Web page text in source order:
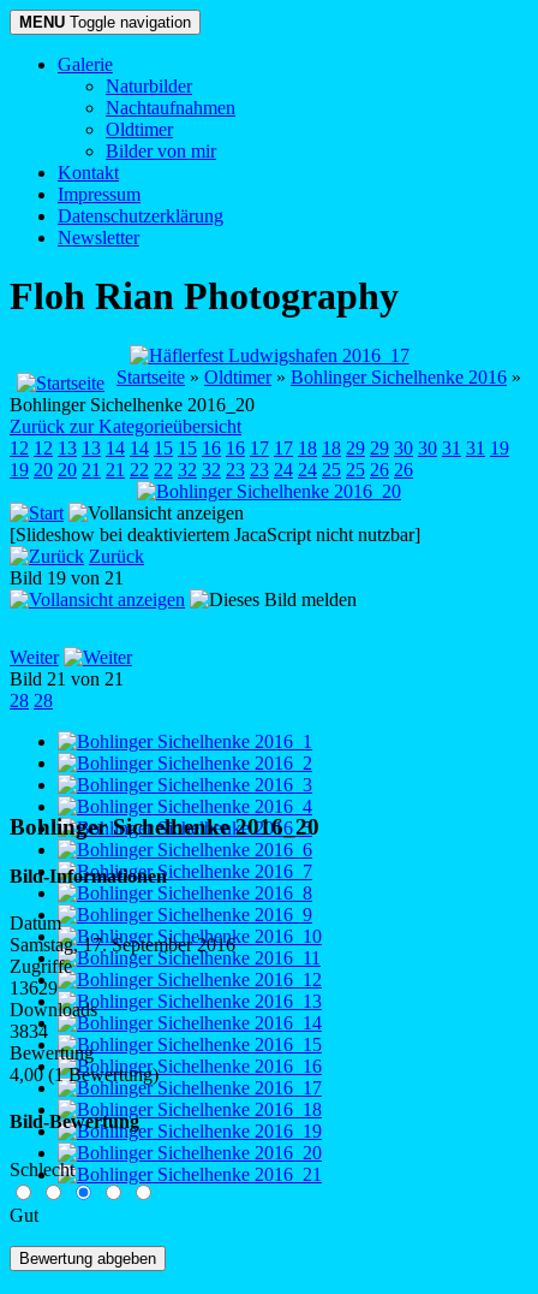
MENU Toggle navigation
Galerie
Naturbilder
Nachtaufnahmen
Oldtimer
Bilder von mir
Kontakt
Impressum
Datenschutzerklärung
Newsletter
Floh Rian Photography
Startseite » Oldtimer» Bohlinger Sichelhenke 2016 »
Bohlinger Sichelhenke 2016_20
Zurück zur Kategorieübersicht
12 12 13 13 14 14 15 15 16 16 17 17 18 18 29 29 30 30 31 31 19
19 20 20 21 21 22 22 32 32 23 23 24 24 25 25 26 26
[Slideshow bei deaktiviertem JacaScript nicht nutzbar]
Zurück
Bild 19 von 21
Weiter
Bild 21 von 21
28 28
Bohlinger Sichelhenke 2016_20
Bild-Informationen
Datum
Samstag, 17. September 2016
Zugriffe
13629
Downloads
3834
Bewertung
4,00 (1 Bewertung)
Bild-Bewertung
Schlecht
Gut